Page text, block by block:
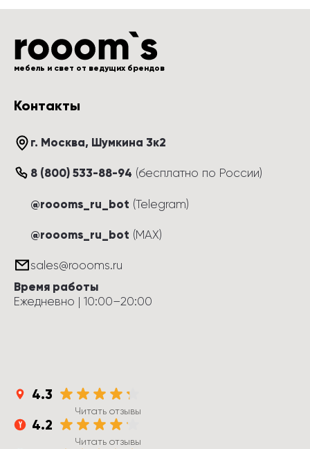
мебель и свет от ведущих брендов
Контакты
г. Москва, Шумкина 3к2
8 (800) 533-88-94 (бесплатно по России)
@roooms_ru_bot (Telegram)
@roooms_ru_bot (MAX)
sales@roooms.ru
Время работы
Ежедневно | 10:00–20:00
4.3
Читать отзывы
4.2
Читать отзывы